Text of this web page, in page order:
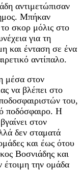
αντιμετώπισαν
Μπήκαν
σκορ μόλις στο
για τη
και ένταση σε ένα
αντίπαλο.
μέσα στον
να βλέπει στο
του,
ποδόσφαιρο. Η
στον
δεν σταματά
και έως ότου
Βοσνιάδης και
έτοιμη την ομάδα